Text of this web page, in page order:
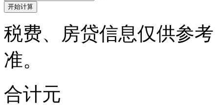
开始计算
税费、房贷信息仅供参
准。
合计元